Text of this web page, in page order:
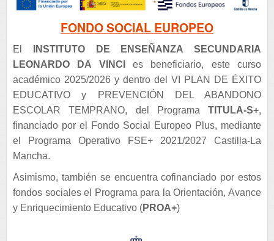
FONDO SOCIAL EUROPEO
El
INSTITUTO DE ENSEÑANZA SECUNDARIA
LEONARDO DA VINCI
es beneficiario, este curso
académico 2025/2026 y dentro del VI PLAN DE ÉXITO
EDUCATIVO y PREVENCIÓN DEL ABANDONO
ESCOLAR TEMPRANO, del Programa TITULA-S+,
financiado por el Fondo Social Europeo Plus, mediante
el Programa Operativo FSE+ 2021/2027 Castilla-La
Mancha.
Asimismo, también se encuentra cofinanciado por estos
fondos sociales el Programa para la Orientación, Avance
y Enriquecimiento Educativo (PROA+)